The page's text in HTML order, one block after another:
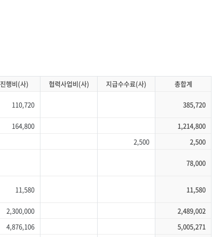
진행비(사) 협력사업비(사) 지급수수료(사)
총합계
110,720 385,720
164,800
1,214,800
2,500
2,500
78,000
11,580 11,580
2,300,000
2,489,002
4,876,106
5,005,271